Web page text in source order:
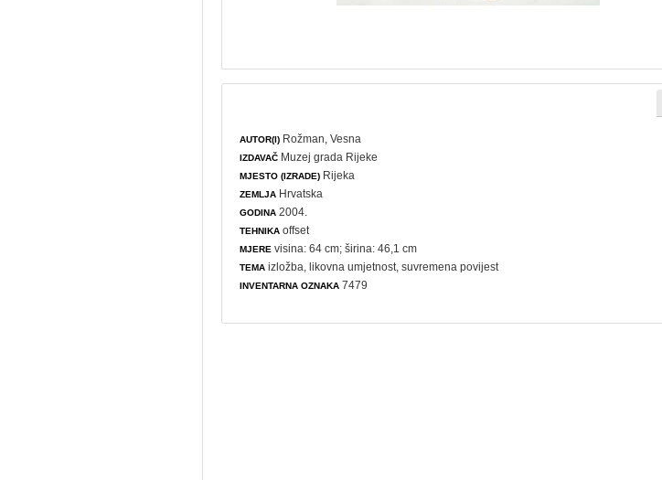
AUTOR(I) Rožman, Vesna
IZDAVAČ Muzej grada Rijeke
MJESTO (IZRADE) Rijeka
ZEMLJA Hrvatska
GODINA 2004.
TEHNIKA offset
MJERE visina: 64 cm; širina: 46,1 cm
TEMA izložba ,likovna umjetnost ,suvremena povijest
INVENTARNA OZNAKA 7479